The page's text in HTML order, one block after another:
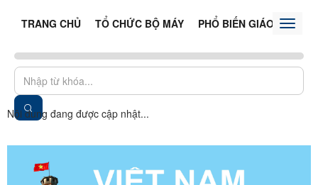
TRANG CHỦ TỔ CHỨC BỘ MÁY PHỔ BIẾN GIÁO DỤCToggle
Nội dung đang được cập nhật...